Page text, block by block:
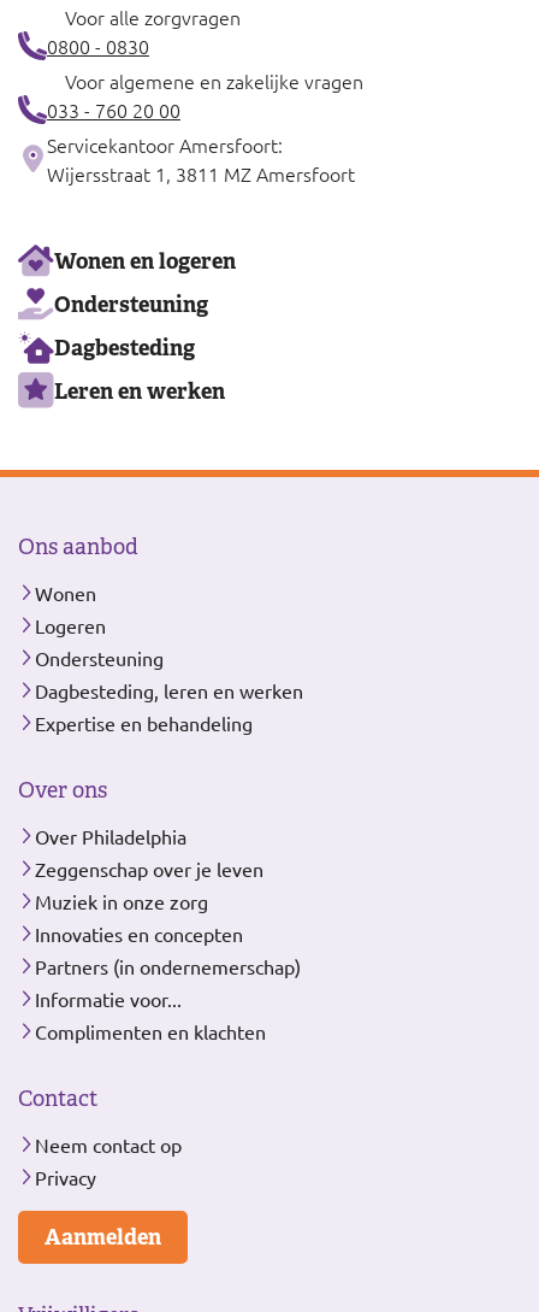
Voor alle zorgvragen
0800 - 0830
Voor algemene en zakelijke vragen
033 - 760 20 00
Servicekantoor Amersfoort:
Wijersstraat 1, 3811 MZ Amersfoort
Ons
aanbod
Wonen en logeren
Ondersteuning
Dagbesteding
Leren en werken
Ons aanbod
Wonen
Logeren
Ondersteuning
Dagbesteding, leren en werken
Expertise en behandeling
Over ons
Over Philadelphia
Zeggenschap over je leven
Muziek in onze zorg
Innovaties en concepten
Partners (in ondernemerschap)
Informatie voor...
Complimenten en klachten
Contact
Neem contact op
Privacy
Aanmelden